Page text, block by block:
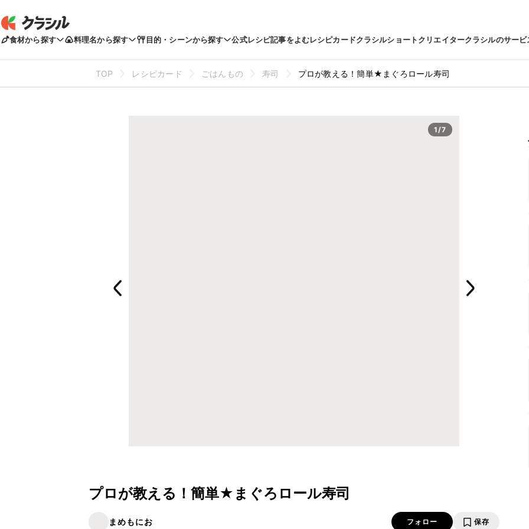
食材から探す 料理名から探す 目的・シーンから探す 公式レシピ記事をよむレシピカードクラシルショートクリエイタークラシルのサービ
TOP レシピカード ごはんもの 寿司 プロが教える！簡単★まぐろロール寿司
1/7
プロが教える！簡単★まぐろロール寿司
まめもにお フォロー 保存